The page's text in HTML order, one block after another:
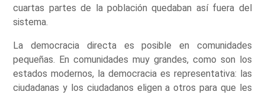
cuartas partes de la población quedaban así fuera del
sistema.
La democracia directa es posible en comunidades
pequeñas. En comunidades muy grandes, como son los
estados modernos, la democracia es representativa: las
ciudadanas y los ciudadanos eligen a otros para que les